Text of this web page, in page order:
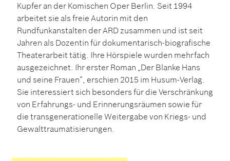
Kupfer an der Komischen Oper Berlin. Seit 1994
arbeitet sie als freie Autorin mit den
Rundfunkanstalten der ARD zusammen und ist seit
Jahren als Dozentin für dokumentarisch-biografische
Theaterarbeit tätig. Ihre Hörspiele wurden mehrfach
ausgezeichnet. Ihr erster Roman „Der Blanke Hans
und seine Frauen“, erschien 2015 im Husum-Verlag.
Sie interessiert sich besonders für die Verschränkung
von Erfahrungs- und Erinnerungsräumen sowie für
die transgenerationelle Weitergabe von Kriegs- und
Gewalttraumatisierungen.